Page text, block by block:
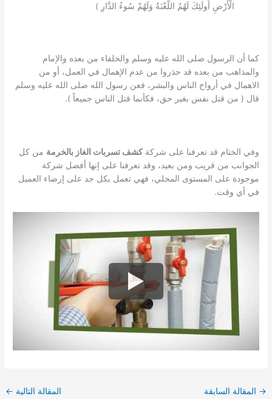
الْأَرْضِ أُولَئِكَ لَهُمُ اللَّعْنَةُ وَلَهُمْ سُوءُ الدَّارِ )
كما أن الرسول صلى الله عليه وسلم والخلفاء من بعده والإمام
والمذاهب من بعده قد حذروا من عدم الإهمال في العمل، أو من
الاهمال في أرواح الناس والبشر، فعن رسول الله صلى الله عليه وسلم
قال ( من قتل نفس بغير حق، فكأنما قتل الناس جميعاً ).
وفي الختام قد تعرفنا على شركةكشف تسربات الغاز بالخرمة من كل
الجوانب من قريب ومن بعيد، وقد تعرفنا على إنها أفضل شركة
موجودة على المستوى المحلي، فهي تعمل بكل جد على إرضاء العميل
في أي وقت.
→ المقالة السابقة المقالة التالية ←